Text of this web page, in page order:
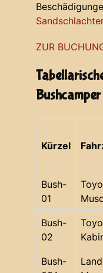
ZUR
Bushcamper
Kürzel
Bush-
01
Bush-
02
Bush-